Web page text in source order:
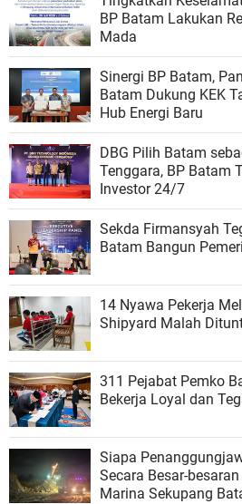
BP Batam Lakukan
Mada
Sinergi BP Batam,
Batam Dukung KEK
Hub Energi Baru
DBG Pilih Batam
Tenggara, BP Batam
Investor 24/7
Sekda Firmansyah
Batam Bangun
14 Nyawa Pekerja
Shipyard Malah
311 Pejabat Pemko
Bekerja Loyal dan
Siapa
Secara Besar-
Marina Sekupang